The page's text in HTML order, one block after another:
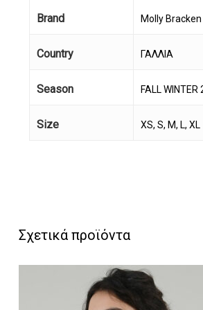
καλάθι
Go To Shop
Brand Molly Bracken
Country ΓΑΛΛΙΑ
Season FALL WINTER
Size XS, S, M, L, XL
Σχετικά προϊόντα